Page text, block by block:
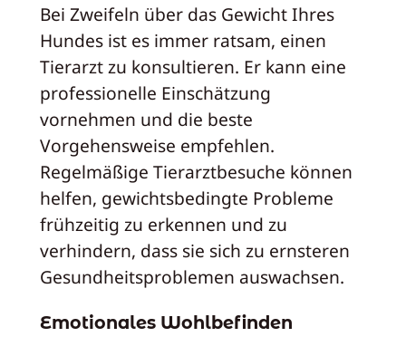
Bei Zweifeln über das Gewicht Ihres
Hundes ist es immer ratsam, einen
Tierarzt zu konsultieren. Er kann eine
professionelle Einschätzung
vornehmen und die beste
Vorgehensweise empfehlen.
Regelmäßige Tierarztbesuche können
helfen, gewichtsbedingte Probleme
frühzeitig zu erkennen und zu
verhindern, dass sie sich zu ernsteren
Gesundheitsproblemen auswachsen.
Emotionales Wohlbefinden